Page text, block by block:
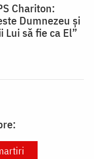
Chariton:
Dumnezeu și
Lui să fie ca El”